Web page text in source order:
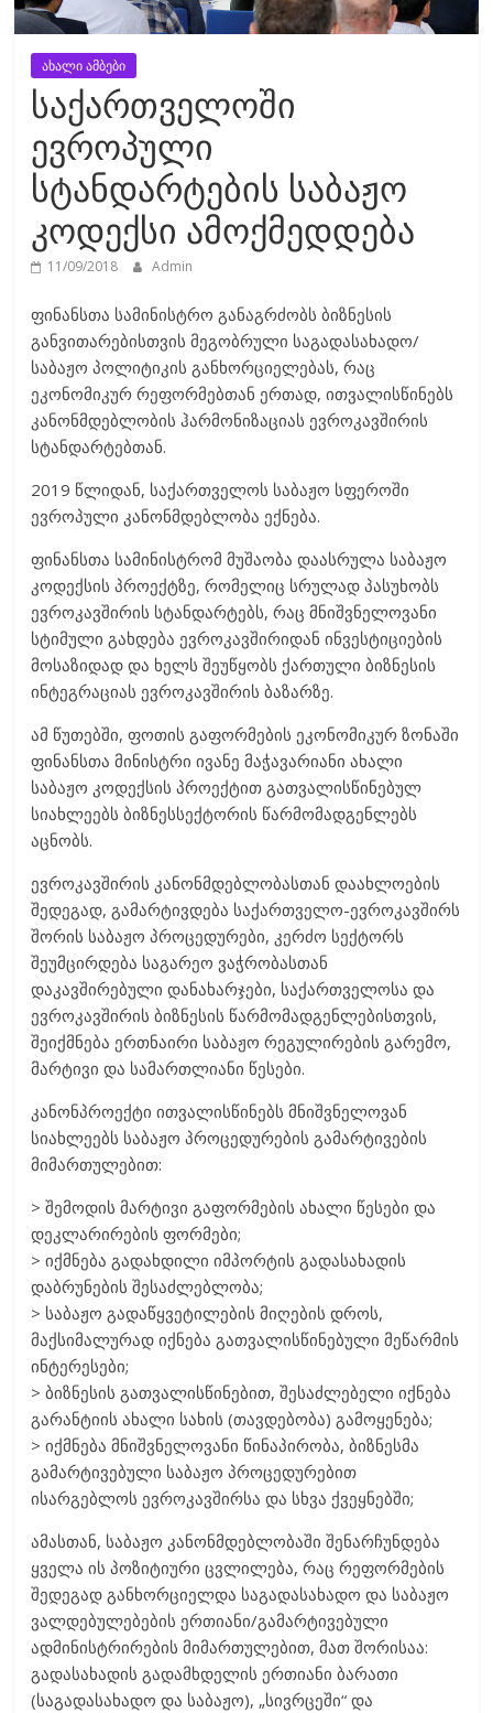
ახალი ამბები
საქართველოში
ევროპული
სტანდარტების საბაჟო
კოდექსი ამოქმედდება
11/09/2018 Admin
ფინანსთა სამინისტრო განაგრძობს ბიზნესის
განვითარებისთვის მეგობრული საგადასახადო/
საბაჟო პოლიტიკის განხორციელებას, რაც
ეკონომიკურ რეფორმებთან ერთად, ითვალისწინებს
კანონმდებლობის ჰარმონიზაციას ევროკავშირის
სტანდარტებთან.
2019 წლიდან, საქართველოს საბაჟო სფეროში
ევროპული კანონმდებლობა ექნება.
ფინანსთა სამინისტრომ მუშაობა დაასრულა საბაჟო
კოდექსის პროექტზე, რომელიც სრულად პასუხობს
ევროკავშირის სტანდარტებს, რაც მნიშვნელოვანი
სტიმული გახდება ევროკავშირიდან ინვესტიციების
მოსაზიდად და ხელს შეუწყობს ქართული ბიზნესის
ინტეგრაციას ევროკავშირის ბაზარზე.
ამ წუთებში, ფოთის გაფორმების ეკონომიკურ ზონაში
ფინანსთა მინისტრი ივანე მაჭავარიანი ახალი
საბაჟო კოდექსის პროექტით გათვალისწინებულ
სიახლეებს ბიზნესსექტორის წარმომადგენლებს
აცნობს.
ევროკავშირის კანონმდებლობასთან დაახლოების
შედეგად, გამარტივდება საქართველო-ევროკავშირს
შორის საბაჟო პროცედურები, კერძო სექტორს
შეუმცირდება საგარეო ვაჭრობასთან
დაკავშირებული დანახარჯები, საქართველოსა და
ევროკავშირის ბიზნესის წარმომადგენლებისთვის,
შეიქმნება ერთნაირი საბაჟო რეგულირების გარემო,
მარტივი და სამართლიანი წესები.
კანონპროექტი ითვალისწინებს მნიშვნელოვან
სიახლეებს საბაჟო პროცედურების გამარტივების
მიმართულებით:
> შემოდის მარტივი გაფორმების ახალი წესები და
დეკლარირების ფორმები;
> იქმნება გადახდილი იმპორტის გადასახადის
დაბრუნების შესაძლებლობა;
> საბაჟო გადაწყვეტილების მიღების დროს,
მაქსიმალურად იქნება გათვალისწინებული მეწარმის
ინტერესები;
> ბიზნესის გათვალისწინებით, შესაძლებელი იქნება
გარანტიის ახალი სახის (თავდებობა) გამოყენება;
> იქმნება მნიშვნელოვანი წინაპირობა, ბიზნესმა
გამარტივებული საბაჟო პროცედურებით
ისარგებლოს ევროკავშირსა და სხვა ქვეყნებში;
ამასთან, საბაჟო კანონმდებლობაში შენარჩუნდება
ყველა ის პოზიტიური ცვლილება, რაც რეფორმების
შედეგად განხორციელდა საგადასახადო და საბაჟო
ვალდებულებების ერთიანი/გამარტივებული
ადმინისტრირების მიმართულებით, მათ შორისაა:
გადასახადის გადამხდელის ერთიანი ბარათი
(საგადასახადო და საბაჟო), „სივრცეში“ და